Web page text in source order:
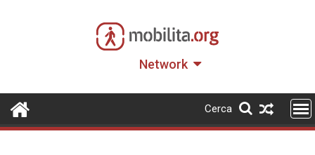
Network
Cerca